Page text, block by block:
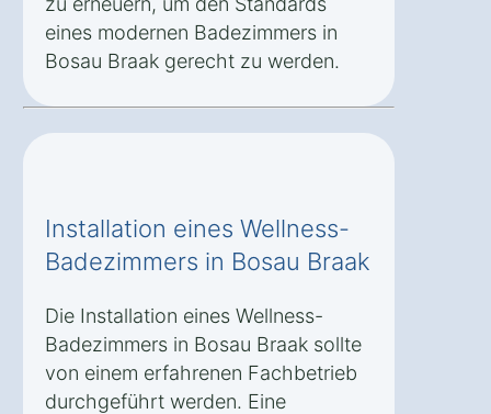
eines modernen Badezimmers in
Bosau Braak gerecht zu werden.
Installation eines Wellness-
Badezimmers in Bosau Braak
Die Installation eines Wellness-
Badezimmers in Bosau Braak sollte
von einem erfahrenen Fachbetrieb
durchgeführt werden. Eine